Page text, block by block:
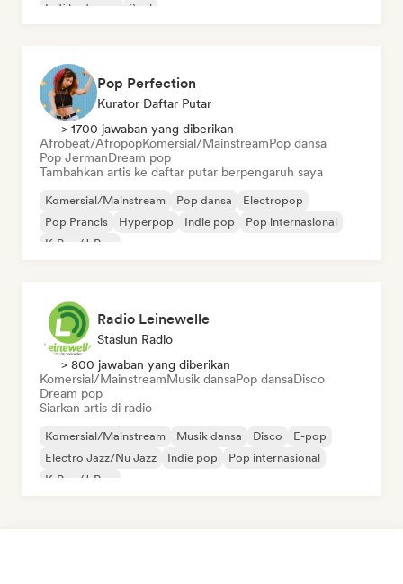
Lofi bedroom
Soul
Pop Perfection
Kurator Daftar Putar
> 1700 jawaban yang diberikan
Afrobeat/AfropopKomersial/MainstreamPop dansa
Pop JermanDream pop
Tambahkan artis ke daftar putar berpengaruh saya
Komersial/Mainstream Pop dansa
Electropop
Pop Prancis
Hyperpop Indie pop
Pop internasional
K-Pop/J-Pop
Radio Leinewelle
Stasiun Radio
> 800 jawaban yang diberikan
Komersial/MainstreamMusik dansaPop dansaDisco
Dream pop
Siarkan artis di radio
Komersial/Mainstream Musik dansa Disco
E-pop
Electro Jazz/Nu Jazz
Indie pop
Pop internasional
K-Pop/J-Pop